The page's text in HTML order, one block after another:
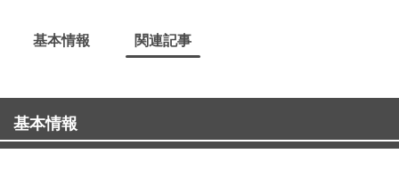
基本情報 関連記事
基本情報